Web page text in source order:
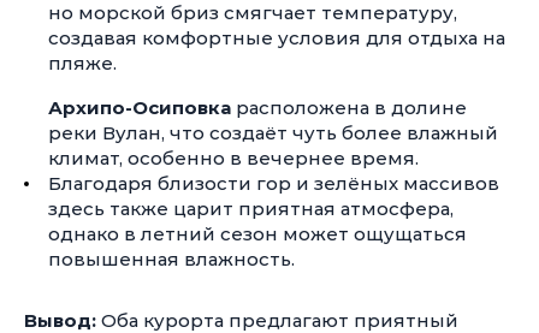
но морской бриз смягчает температуру,
создавая комфортные условия для отдыха на
пляже.
Архипо-Осиповка расположена в долине
реки Вулан, что создаёт чуть более влажный
климат, особенно в вечернее время.
Благодаря близости гор и зелёных массивов
здесь также царит приятная атмосфера,
однако в летний сезон может ощущаться
повышенная влажность.
Вывод: Оба курорта предлагают приятный